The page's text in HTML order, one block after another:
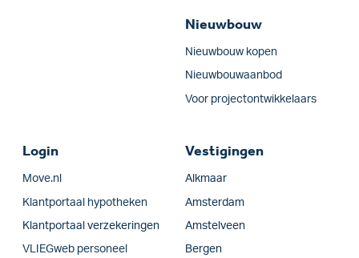
Nieuwbouw
Nieuwbouw kopen
Nieuwbouwaanbod
Voor projectontwikkelaars
Login
Move.nl
Klantportaal hypotheken
Klantportaal verzekeringen
VLIEGweb personeel
Vestigingen
Alkmaar
Amsterdam
Amstelveen
Bergen